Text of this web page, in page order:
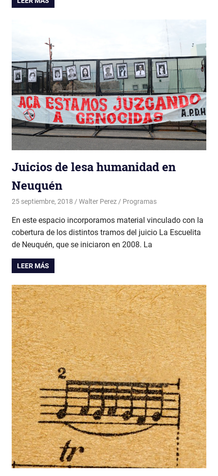
Juicios de lesa humanidad en
Neuquén
25 septiembre, 2018 Walter Perez Programas
En este espacio incorporamos material vinculado con la
cobertura de los distintos tramos del juicio La Escuelita
de Neuquén, que se iniciaron en 2008. La
LEER MÁS